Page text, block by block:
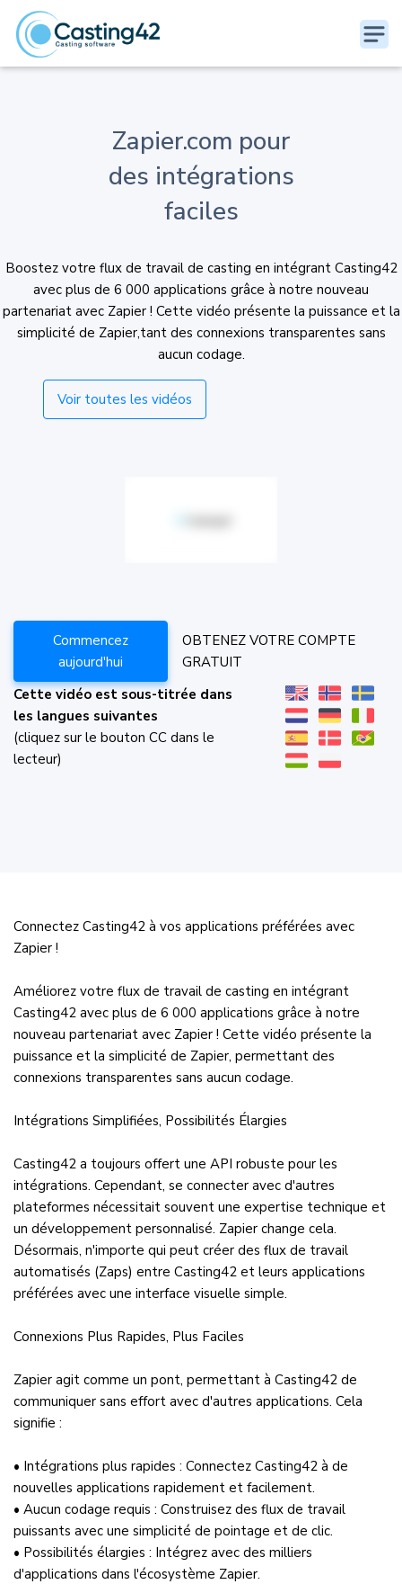
Zapier.com pour
des intégrations
faciles
Boostez votre flux de travail de casting en intégrant Casting42
avec plus de 6 000 applications grâce à notre nouveau
partenariat avec Zapier ! Cette vidéo présente la puissance et la
simplicité de Zapier,tant des connexions transparentes sans
aucun codage.
Voir toutes les vidéos
Commencez
aujourd'hui
OBTENEZ VOTRE COMPTE
GRATUIT
Cette vidéo est sous-titrée dans
les langues suivantes
(cliquez sur le bouton CC dans le
lecteur)
Connectez Casting42 à vos applications préférées avec
Zapier !
Améliorez votre flux de travail de casting en intégrant
Casting42 avec plus de 6 000 applications grâce à notre
nouveau partenariat avec Zapier ! Cette vidéo présente la
puissance et la simplicité de Zapier, permettant des
connexions transparentes sans aucun codage.
Intégrations Simplifiées, Possibilités Élargies
Casting42 a toujours offert une API robuste pour les
intégrations. Cependant, se connecter avec d'autres
plateformes nécessitait souvent une expertise technique et
un développement personnalisé. Zapier change cela.
Désormais, n'importe qui peut créer des flux de travail
automatisés (Zaps) entre Casting42 et leurs applications
préférées avec une interface visuelle simple.
Connexions Plus Rapides, Plus Faciles
Zapier agit comme un pont, permettant à Casting42 de
communiquer sans effort avec d'autres applications. Cela
signifie :
• Intégrations plus rapides : Connectez Casting42 à de
nouvelles applications rapidement et facilement.
• Aucun codage requis : Construisez des flux de travail
puissants avec une simplicité de pointage et de clic.
• Possibilités élargies : Intégrez avec des milliers
d'applications dans l'écosystème Zapier.